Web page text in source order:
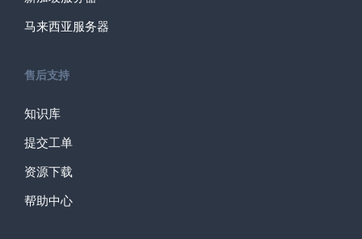
马来西亚服务器
售后支持
知识库
提交工单
资源下载
帮助中心